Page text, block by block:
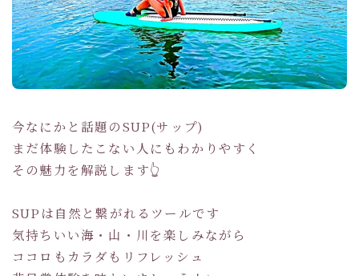
今なにかと話題のSUP(サップ)
まだ体験したこない人にもわかりやすく
その魅力を解説します👆
SUPは自然と繋がれるツールです
気持ちいい海・山・川を楽しみながら
ココロもカラダもリフレッシュ